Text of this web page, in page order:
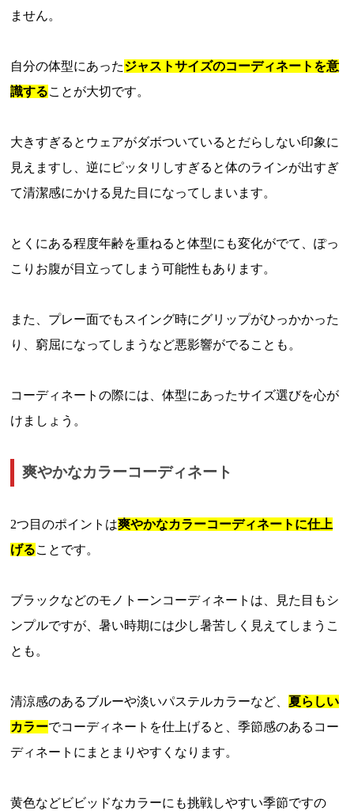
ません。
自分の体型にあったジャストサイズのコーディネートを意
識することが大切です。
大きすぎるとウェアがダボついているとだらしない印象に
見えますし、逆にピッタリしすぎると体のラインが出すぎ
て清潔感にかける見た目になってしまいます。
とくにある程度年齢を重ねると体型にも変化がでて、ぽっ
こりお腹が目立ってしまう可能性もあります。
また、プレー面でもスイング時にグリップがひっかかった
り、窮屈になってしまうなど悪影響がでることも。
コーディネートの際には、体型にあったサイズ選びを心が
けましょう。
爽やかなカラーコーディネート
2つ目のポイントは爽やかなカラーコーディネートに仕上
げることです。
ブラックなどのモノトーンコーディネートは、見た目もシ
ンプルですが、暑い時期には少し暑苦しく見えてしまうこ
とも。
清涼感のあるブルーや淡いパステルカラーなど、夏らしい
カラーでコーディネートを仕上げると、季節感のあるコー
ディネートにまとまりやすくなります。
黄色などビビッドなカラーにも挑戦しやすい季節ですの